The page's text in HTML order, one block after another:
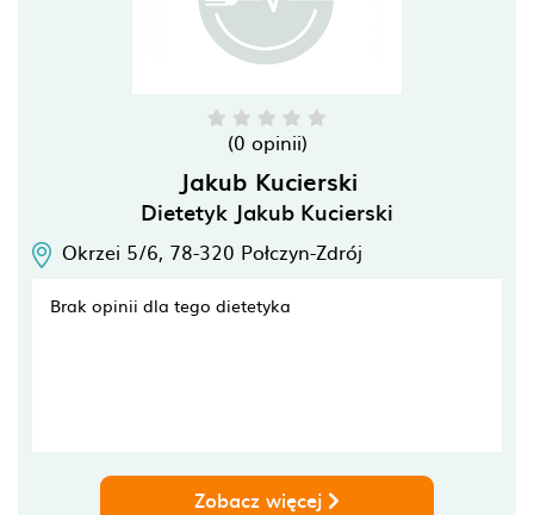
(0 opinii)
Jakub Kucierski
Dietetyk Jakub Kucierski
Okrzei 5/6, 78-320 Połczyn-Zdrój
Brak opinii dla tego dietetyka
Zobacz więcej